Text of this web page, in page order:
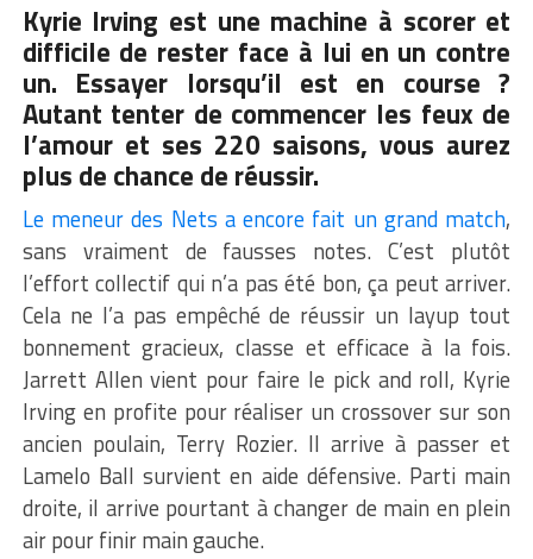
Kyrie Irving est une machine à scorer et
difficile de rester face à lui en un contre
un. Essayer lorsqu’il est en course ?
Autant tenter de commencer les feux de
l’amour et ses 220 saisons, vous aurez
plus de chance de réussir.
Le meneur des Nets a encore fait un grand match,
sans vraiment de fausses notes. C’est plutôt
l’effort collectif qui n’a pas été bon, ça peut arriver.
Cela ne l’a pas empêché de réussir un layup tout
bonnement gracieux, classe et efficace à la fois.
Jarrett Allen vient pour faire le pick and roll, Kyrie
Irving en profite pour réaliser un crossover sur son
ancien poulain, Terry Rozier. Il arrive à passer et
Lamelo Ball survient en aide défensive. Parti main
droite, il arrive pourtant à changer de main en plein
air pour finir main gauche.